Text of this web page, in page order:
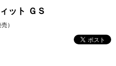
ット ＧＳ
）